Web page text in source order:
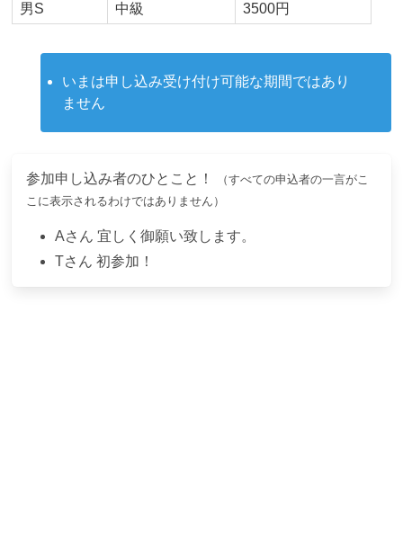
男S
中級 3500円
いまは申し込み受け付け可能な期間ではあり
ません
参加申し込み者のひとこと！
（すべての申込者の一言がこ
こに表示されるわけではありません）
Aさん 宜しく御願い致します。
Tさん 初参加！